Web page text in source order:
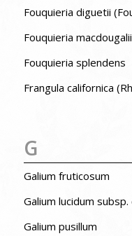
Fouquieria diguetii
Fouquieria macdougalii
Fouquieria splendens
Frangula californica
G
Galium fruticosum
Galium lucidum
Galium pusillum